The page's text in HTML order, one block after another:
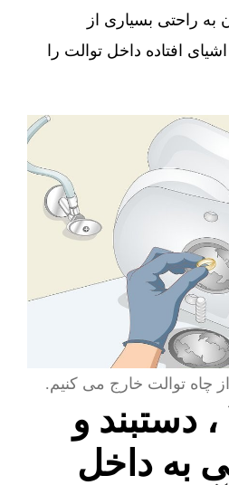
به راحتی بسیاری از
افتاده داخل توالت را
چاه توالت خارج می کنیم.
، دستبند و
به داخل